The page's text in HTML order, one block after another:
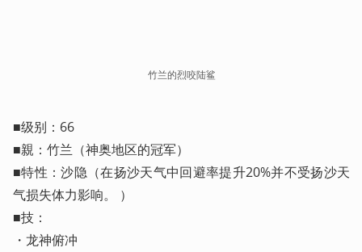
竹兰的烈咬陆鲨
■级别：66
■親：竹兰（神奥地区的冠军）
■特性：沙隐（在扬沙天气中回避率提升20%并不受扬沙天
气损失体力影响。 ）
■技：
・龙神俯冲